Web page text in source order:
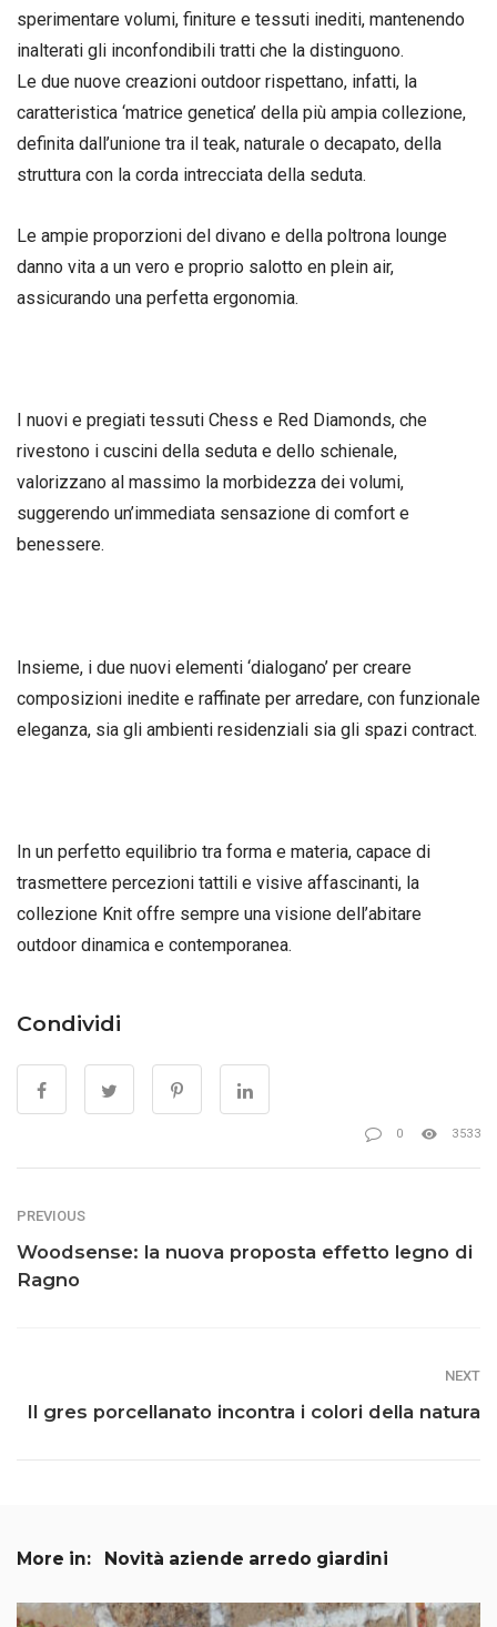
sperimentare volumi, finiture e tessuti inediti, mantenendo
inalterati gli inconfondibili tratti che la distinguono.
Le due nuove creazioni outdoor rispettano, infatti, la
caratteristica ‘matrice genetica’ della più ampia collezione,
definita dall’unione tra il teak, naturale o decapato, della
struttura con la corda intrecciata della seduta.
Le ampie proporzioni del divano e della poltrona lounge
danno vita a un vero e proprio salotto en plein air,
assicurando una perfetta ergonomia.
I nuovi e pregiati tessuti Chess e Red Diamonds, che
rivestono i cuscini della seduta e dello schienale,
valorizzano al massimo la morbidezza dei volumi,
suggerendo un’immediata sensazione di comfort e
benessere.
Insieme, i due nuovi elementi ‘dialogano’ per creare
composizioni inedite e raffinate per arredare, con funzionale
eleganza, sia gli ambienti residenziali sia gli spazi contract.
In un perfetto equilibrio tra forma e materia, capace di
trasmettere percezioni tattili e visive affascinanti, la
collezione Knit offre sempre una visione dell’abitare
outdoor dinamica e contemporanea.
Condividi
0 3533
PREVIOUS
Woodsense: la nuova proposta effetto legno di
Ragno
NEXT
Il gres porcellanato incontra i colori della natura
More in: Novità aziende arredo giardini